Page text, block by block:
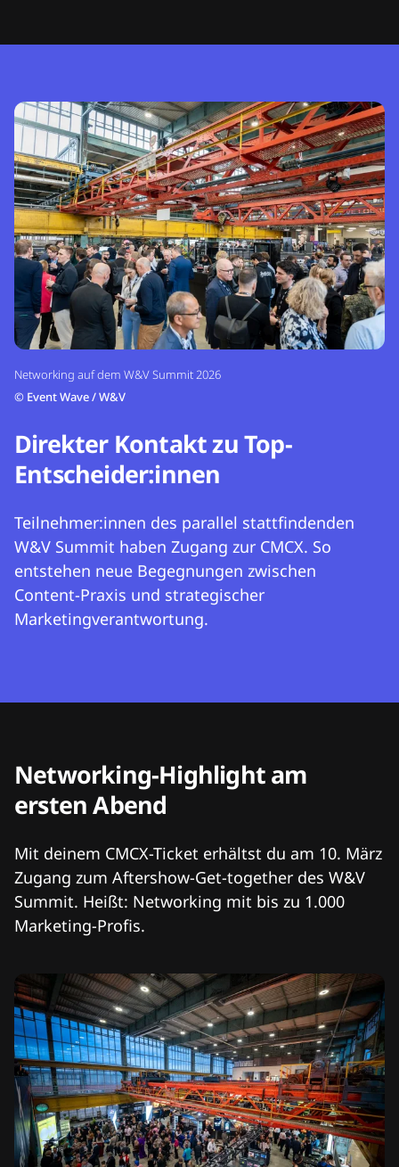
Networking auf dem W&V Summit 2026
© Event Wave / W&V
Direkter Kontakt zu Top-
Entscheider:innen
Teilnehmer:innen des parallel stattfindenden
W&V Summit haben Zugang zur CMCX. So
entstehen neue Begegnungen zwischen
Content-Praxis und strategischer
Marketingverantwortung.
Networking-Highlight am
ersten Abend
Mit deinem CMCX-Ticket erhältst du am 10. März
Zugang zum Aftershow-Get-together des W&V
Summit. Heißt: Networking mit bis zu 1.000
Marketing-Profis.